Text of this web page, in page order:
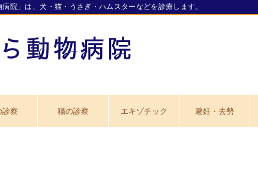
院」は、犬・猫・うさぎ・ハムスターなどを診療します。
診察 猫の診察 エキゾチック 避妊・去勢